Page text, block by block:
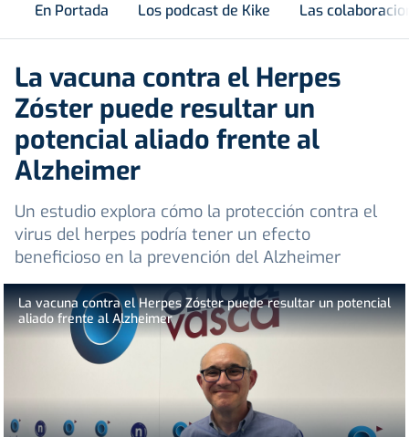
En Portada Los podcast de Kike Las
La vacuna contra el Herpes
Zóster puede resultar un
potencial aliado frente al
Alzheimer
Un estudio explora cómo la protección contra el
virus del herpes podría tener un efecto
beneficioso en la prevención del Alzheimer
La vacuna contra el Herpes Zóster puede resultar un potencial
aliado frente al Alzheimer